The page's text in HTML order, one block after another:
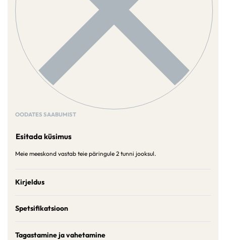
OODATES SAABUMIST
Esitada küsimus
Meie meeskond vastab teie päringule 2 tunni jooksul.
Kirjeldus
Spetsifikatsioon
Tagastamine ja vahetamine